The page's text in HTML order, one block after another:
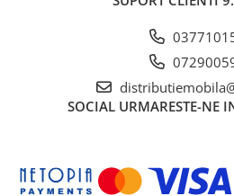
SOCIAL URMARESTE-NE